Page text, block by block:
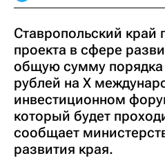
Ставропольский край
проекта в сфере
общую сумму
рублей на X
инвестиционном
который будет
сообщает
развития края.